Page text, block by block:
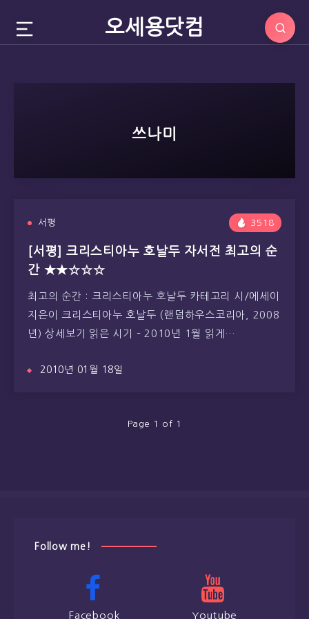
오세용닷컴
쓰나미
서평 3518
[서평] 크리스티아누 호날두 자서전 최고의 순
간 ★★☆☆☆
최고의 순간 : 크리스티아누 호날두 카테고리 시/에세이
지은이 크리스티아누 호날두 (랜덤하우스코리아, 2008
년) 상세보기 읽은 시기 – 2010년 1월 읽게…
2010년 01월 18일
Page 1 of 1
Follow me!
Facebook Youtube